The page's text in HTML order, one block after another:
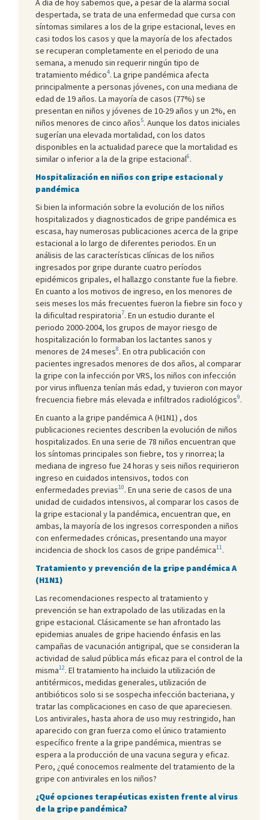
despertada, se trata de una enfermedad que cursa con
síntomas similares a los de la gripe estacional, leves en
casi todos los casos y que la mayoría de los afectados
se recuperan completamente en el periodo de una
semana, a menudo sin requerir ningún tipo de
tratamiento médico4. La gripe pandémica afecta
principalmente a personas jóvenes, con una mediana de
edad de 19 años. La mayoría de casos (77%) se
presentan en niños y jóvenes de 10-29 años y un 2%, en
niños menores de cinco años5. Aunque los datos iniciales
sugerían una elevada mortalidad, con los datos
disponibles en la actualidad parece que la mortalidad es
similar o inferior a la de la gripe estacional6.
Hospitalización en niños con gripe estacional y
pandémica
Si bien la información sobre la evolución de los niños
hospitalizados y diagnosticados de gripe pandémica es
escasa, hay numerosas publicaciones acerca de la gripe
estacional a lo largo de diferentes periodos. En un
análisis de las características clínicas de los niños
ingresados por gripe durante cuatro períodos
epidémicos gripales, el hallazgo constante fue la fiebre.
En cuanto a los motivos de ingreso, en los menores de
seis meses los más frecuentes fueron la fiebre sin foco y
la dificultad respiratoria7. En un estudio durante el
periodo 2000-2004, los grupos de mayor riesgo de
hospitalización lo formaban los lactantes sanos y
menores de 24 meses8. En otra publicación con
pacientes ingresados menores de dos años, al comparar
la gripe con la infección por VRS, los niños con infección
por virus influenza tenían más edad, y tuvieron con mayor
frecuencia fiebre más elevada e infiltrados radiológicos9.
En cuanto a la gripe pandémica A (H1N1) , dos
publicaciones recientes describen la evolución de niños
hospitalizados. En una serie de 78 niños encuentran que
los síntomas principales son fiebre, tos y rinorrea; la
mediana de ingreso fue 24 horas y seis niños requirieron
ingreso en cuidados intensivos, todos con
enfermedades previas10. En una serie de casos de una
unidad de cuidados intensivos, al comparar los casos de
la gripe estacional y la pandémica, encuentran que, en
ambas, la mayoría de los ingresos corresponden a niños
con enfermedades crónicas, presentando una mayor
incidencia de shock los casos de gripe pandémica11.
Tratamiento y prevención de la gripe pandémica A
(H1N1)
Las recomendaciones respecto al tratamiento y
prevención se han extrapolado de las utilizadas en la
gripe estacional. Clásicamente se han afrontado las
epidemias anuales de gripe haciendo énfasis en las
campañas de vacunación antigripal, que se consideran la
actividad de salud pública más eficaz para el control de la
misma12. El tratamiento ha incluido la utilización de
antitérmicos, medidas generales, utilización de
antibióticos solo si se sospecha infección bacteriana, y
tratar las complicaciones en caso de que apareciesen.
Los antivirales, hasta ahora de uso muy restringido, han
aparecido con gran fuerza como el único tratamiento
específico frente a la gripe pandémica, mientras se
espera a la producción de una vacuna segura y eficaz.
Pero, ¿qué conocemos realmente del tratamiento de la
gripe con antivirales en los niños?
¿Qué opciones terapéuticas existen frente al virus
de la gripe pandémica?